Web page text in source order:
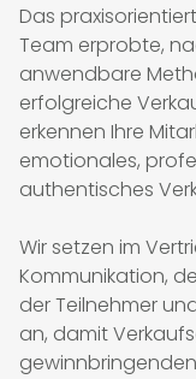
Das
Team erprobte,
anwendbare
erfolgreiche
erkennen Ihre
emotionales,
authentisches
Wir setzen im
Kommunikation,
der Teilnehmer
an, damit